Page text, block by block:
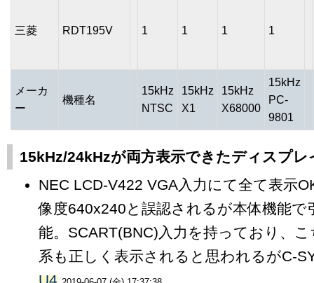
メーカ
ー
機種名
15kHz
NTSC
15kHz
X1
15kHz
X68000
15kHz
PC-
9801
三菱 RDT195V 1 1 1 1
15kHz/24kHzが両方表示できたディスプレ
NEC LCD-V422 VGA入力にて全て表示
像度640x240と誤認されるが本体機能で
能。SCART(BNC)入力を持っており、
系も正しく表示されると思われるがC-